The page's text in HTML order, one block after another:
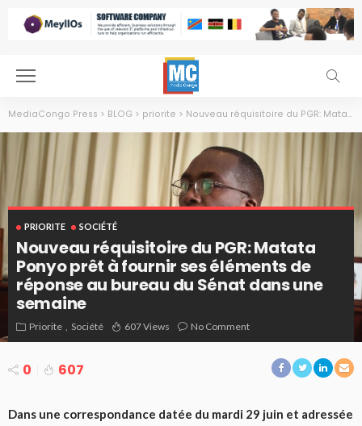
MediaCongo Press > BLOG > priorite > Nouveau réquisitoire du PGR: Matata Ponyo prêt à fournir ses éléments de réponse au bureau du Sénat dans une semaine
PRIORITE SOCIÉTÉ
Nouveau réquisitoire du PGR: Matata
Ponyo prêt à fournir ses éléments de
réponse au bureau du Sénat dans une
semaine
Priorite Société 607 Views No Comment
0 607
Dans une correspondance datée du mardi 29 juin et adressée